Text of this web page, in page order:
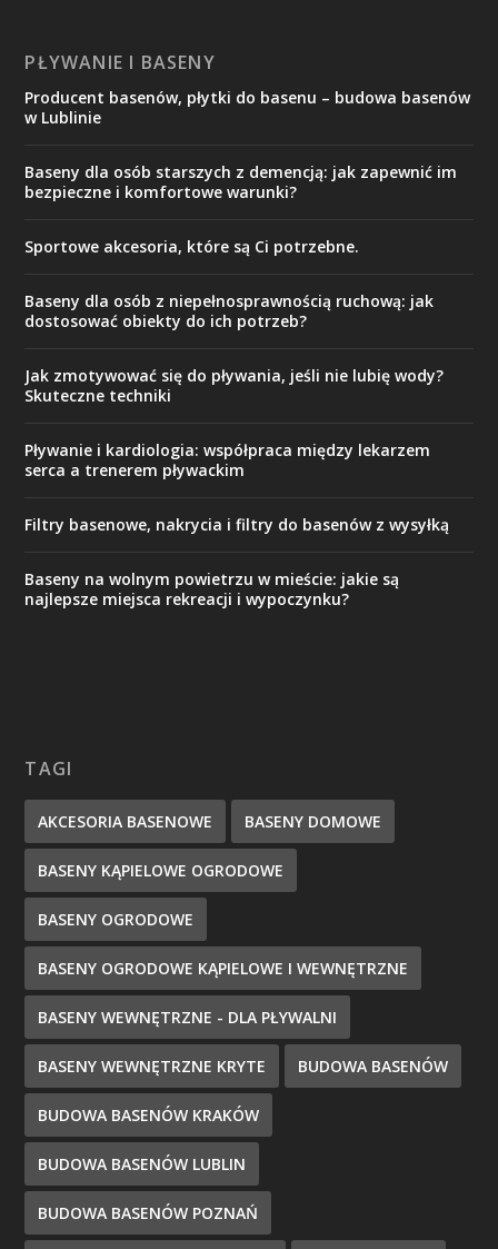
PŁYWANIE I BASENY
Producent basenów, płytki do basenu – budowa basenów
w Lublinie
Baseny dla osób starszych z demencją: jak zapewnić im
bezpieczne i komfortowe warunki?
Sportowe akcesoria, które są Ci potrzebne.
Baseny dla osób z niepełnosprawnością ruchową: jak
dostosować obiekty do ich potrzeb?
Jak zmotywować się do pływania, jeśli nie lubię wody?
Skuteczne techniki
Pływanie i kardiologia: współpraca między lekarzem
serca a trenerem pływackim
Filtry basenowe, nakrycia i filtry do basenów z wysyłką
Baseny na wolnym powietrzu w mieście: jakie są
najlepsze miejsca rekreacji i wypoczynku?
TAGI
AKCESORIA BASENOWE BASENY DOMOWE
BASENY KĄPIELOWE OGRODOWE
BASENY OGRODOWE
BASENY OGRODOWE KĄPIELOWE I WEWNĘTRZNE
BASENY WEWNĘTRZNE - DLA PŁYWALNI
BASENY WEWNĘTRZNE KRYTE BUDOWA BASENÓW
BUDOWA BASENÓW KRAKÓW
BUDOWA BASENÓW LUBLIN
BUDOWA BASENÓW POZNAŃ